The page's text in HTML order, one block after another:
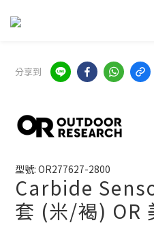
分享到
型號: OR277627-2800
Carbide
套 (米/褐) OR